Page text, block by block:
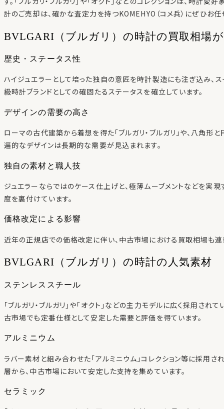
計のご売却は、確かな査定力を持つKOMEHYO（コメ兵）にぜひお任
BVLGARI（ブルガリ）の時計の買取相場
歴史・ステータス性
ハイジュエラーとして培った独自の意匠を時計製造にも注ぎ込み、
級時計ブランドとしての確固たるステータスを確立しています。
デザインの需要の高さ
ローマの古代建築から着想を得た「ブルガリ・ブルガリ」や、八角形
遍的なデザインは長期的な需要が見込まれます。
独自の素材と職人技
ジュエラーならではのケース仕上げと、極薄ムーブメントなどを実
度を裏付けています。
価格改定による影響
近年の正規店での価格改定に伴い、中古市場における買取相場も連
BVLGARI（ブルガリ）の時計の人気素材
ステンレススチール
「ブルガリ・ブルガリ」や「オクト」などの主力モデルに広く採用され
古市場でも定番仕様として安定した需要と評価を得ています。
アルミニウム
ラバー素材と組み合わせた「アルミニウム」コレクション等に採用さ
層から、中古市場において安定した支持を集めています。
セラミック